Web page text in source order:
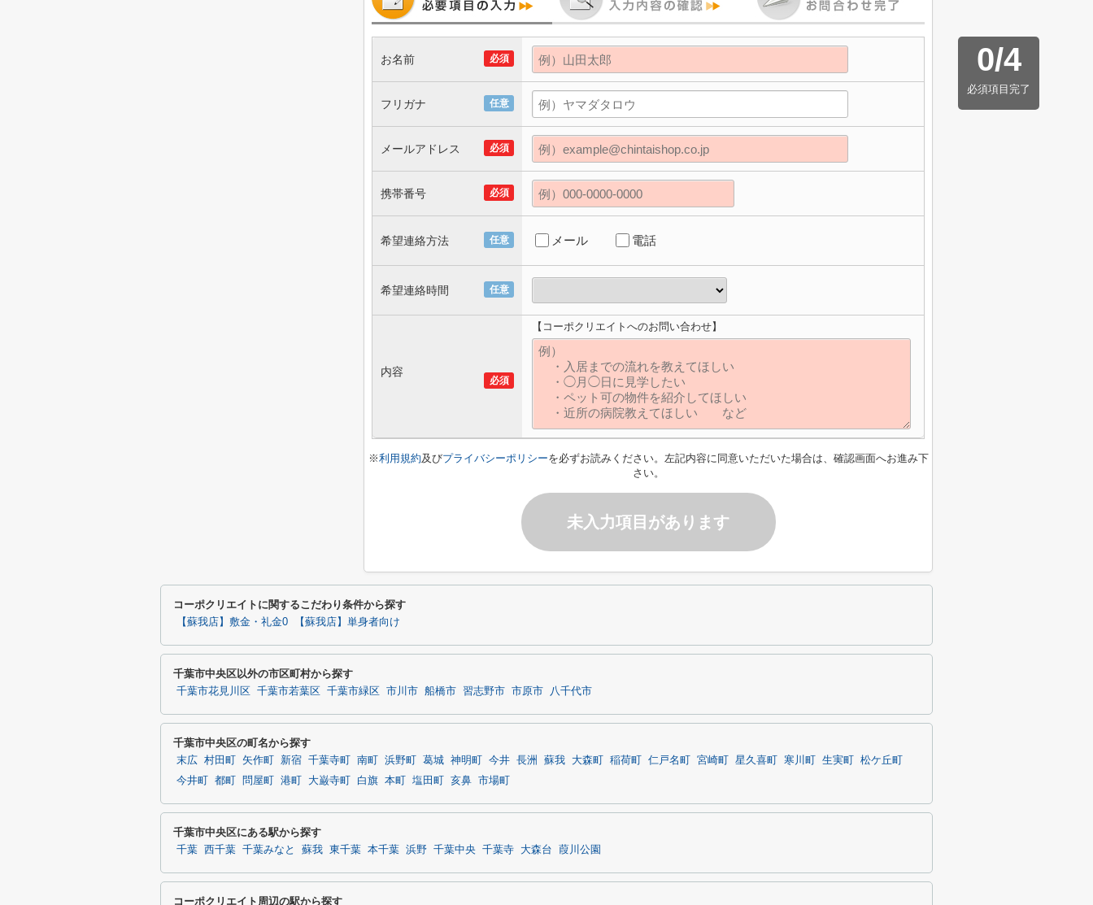
0/4
必須項目完了
必須
お名前
任意
フリガナ
必須
メールアドレス
必須
携帯番号
任意
希望連絡方法 メール 電話
任意
希望連絡時間
必須
内容
【コーポクリエイトへのお問い合わせ】
※利用規約及びプライバシーポリシーを必ずお読みください。左記内容に同意いただいた場合は、確認画面へお進み下
さい。
未入力項目があります
コーポクリエイトに関するこだわり条件から探す
【蘇我店】敷金・礼金0 【蘇我店】単身者向け
千葉市中央区以外の市区町村から探す
千葉市花見川区 千葉市若葉区 千葉市緑区 市川市 船橋市 習志野市 市原市 八千代市
千葉市中央区の町名から探す
末広 村田町 矢作町 新宿 千葉寺町 南町 浜野町 葛城 神明町 今井 長洲 蘇我 大森町 稲荷町 仁戸名町 宮崎町 星久喜町 寒川町 生実町
松ケ丘町
今井町
都町 問屋町 港町 大巌寺町 白旗 本町 塩田町 亥鼻 市場町
千葉市中央区にある駅から探す
千葉 西千葉 千葉みなと 蘇我 東千葉 本千葉 浜野 千葉中央 千葉寺 大森台 葭川公園
コーポクリエイト周辺の駅から探す